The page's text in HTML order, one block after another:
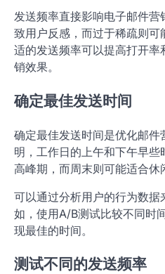
发送频率直接影响电子邮件
致用户反感，而过于稀疏则
适的发送频率可以提高打开
销效果。
确定最佳发送时间
确定最佳发送时间是优化邮件
明，工作日的上午和下午早
高峰期，而周末则可能适合休
可以通过分析用户的行为数据
如，使用A/B测试比较不同时
现最佳的时间。
测试不同的发送频率